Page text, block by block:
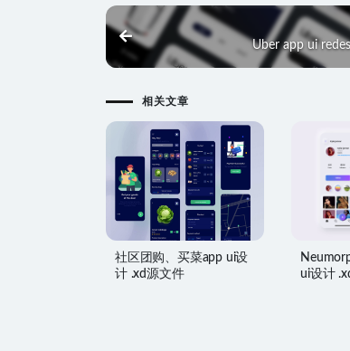
Uber app ui
相关文章
社区团购、买菜app ui设
计 .xd源文件
ui设计